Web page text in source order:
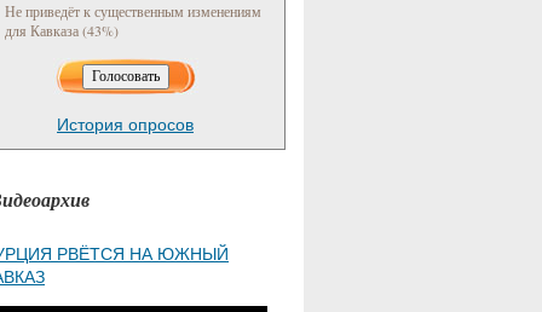
Не приведёт к существенным изменениям
для Кавказа (43%)
История опросов
РВЁТСЯ НА ЮЖНЫЙ